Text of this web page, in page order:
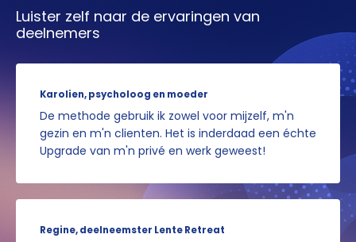
Luister zelf naar de ervaringen van
deelnemers
Karolien, psycholoog en moeder
De methode gebruik ik zowel voor mijzelf, m'n
gezin en m'n clienten. Het is inderdaad een échte
Upgrade van m'n privé en werk geweest!
Regine, deelneemster Lente Retreat